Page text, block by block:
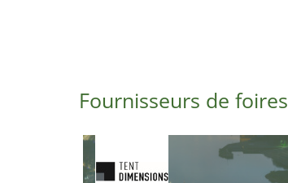
Fournisseurs de foires